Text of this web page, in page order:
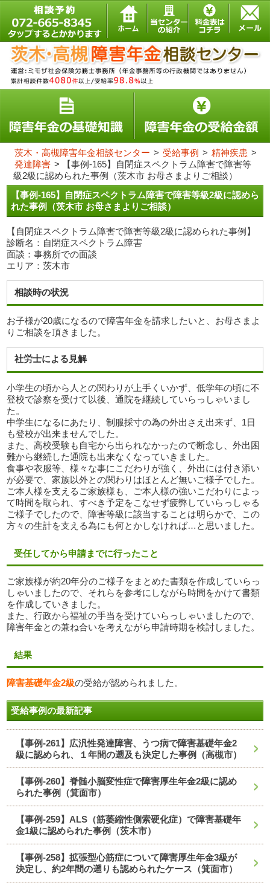
茨木・高槻障害年金相談センター > 受給事例 > 精神疾患 >
発達障害 >
【事例-165】自閉症スペクトラム障害で障害等
級2級に認められた事例（茨木市 お母さまよりご相談）
【事例-165】自閉症スペクトラム障害で障害等級2級に認めら
れた事例（茨木市 お母さまよりご相談）
【自閉症スペクトラム障害で障害等級2級に認められた事例】
診断名：自閉症スペクトラム障害
面談：事務所での面談
エリア：茨木市
相談時の状況
お子様が20歳になるので障害年金を請求したいと、お母さまよ
りご相談を頂きました。
社労士による見解
小学生の頃から人との関わりが上手くいかず、低学年の頃に不
登校で診察を受けて以後、通院を継続していらっしゃいまし
た。
中学生になるにあたり、制服採寸の為の外出さえ出来ず、1日
も登校が出来ませんでした。
また、高校受験も自宅から出られなかったので断念し、外出困
難から継続した通院も出来なくなっていきました。
食事や衣服等、様々な事にこだわりが強く、外出には付き添い
が必要で、家族以外との関わりはほとんど無いご様子でした。
ご本人様を支えるご家族様も、ご本人様の強いこだわりによっ
て時間を取られ、すべき予定をこなせず疲弊していらっしゃる
ご様子でしたので、障害等級に該当することは明らかで、この
方々の生計を支える為にも何とかしなければ…と思いました。
受任してから申請までに行ったこと
ご家族様が約20年分のご様子をまとめた書類を作成していらっ
しゃいましたので、それらを参考にしながら時間をかけて書類
を作成していきました。
また、行政から福祉の手当を受けていらっしゃいましたので、
障害年金との兼ね合いを考えながら申請時期を検討しました。
結果
障害基礎年金2級の受給が認められました。
受給事例の最新記事
【事例-261】広汎性発達障害、うつ病で障害基礎年金2
級に認められ、１年間の遡及も決定した事例（高槻市）
【事例-260】脊髄小脳変性症で障害厚生年金2級に認め
られた事例（箕面市）
【事例-259】ALS（筋萎縮性側索硬化症）で障害基礎年
金1級に認められた事例（茨木市）
【事例-258】拡張型心筋症について障害厚生年金3級が
決定し、約2年間の遡りも認められたケース（箕面市）